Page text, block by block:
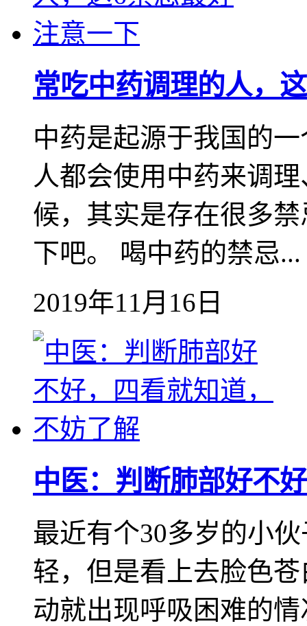
常吃中药调理的人，
中药是起源于我国的
人都会使用中药来调
候，其实是存在很多
下吧。 喝中药的禁忌...
2019年11月16日
中医：判断肺部好不
最近有个30多岁的小
轻，但是看上去脸色
动就出现呼吸困难的